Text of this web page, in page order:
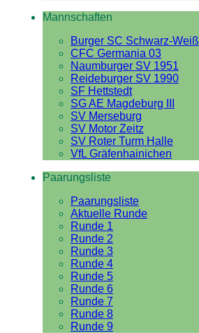
Mannschaften
Burger SC Schwarz-Weiß
CFC Germania 03
Naumburger SV 1951
Reideburger SV 1990
SF Hettstedt
SG AE Magdeburg III
SV Merseburg
SV Motor Zeitz
SV Roter Turm Halle
VfL Gräfenhainichen
Paarungsliste
Paarungsliste
Aktuelle Runde
Runde 1
Runde 2
Runde 3
Runde 4
Runde 5
Runde 6
Runde 7
Runde 8
Runde 9